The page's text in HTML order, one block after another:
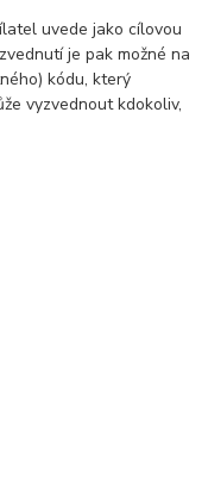
uvede jako cílovou
je pak možné na
kódu, který
vyzvednout kdokoliv,